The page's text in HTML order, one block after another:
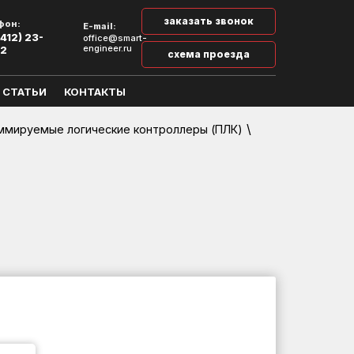
23-
E-mail:
office@smart-
engineer.ru
заказать звонок
схема проезда
СТАТЬИ КОНТАКТЫ
логические контроллеры (ПЛК) \